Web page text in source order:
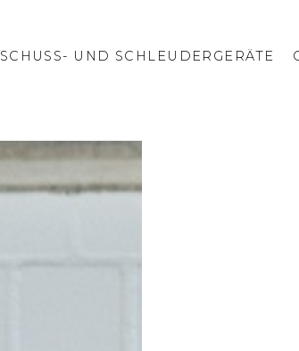
SCHUSS- UND SCHLEUDERGERÄTE